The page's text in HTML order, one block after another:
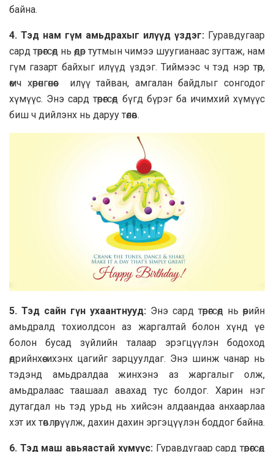
байна.
4. Тэд нам гүм амьдрахыг илүүд үздэг: Гуравдугаар
сард төрөгсөд нь өдөр тутмын чимээ шуугианаас зугтаж, нам
гүм газарт байхыг илүүд үздэг. Тиймээс ч тэд нэр төр,
өмч хөрөнгөнөөс илүү тайван, амгалан байдлыг сонгодог
хүмүүс. Энэ сард төрөгсөд бүгд бүрэг ба ичимхий хүмүүс
биш ч дийлэнх нь даруу төлөв.
5. Тэд сайн гүн ухаантнууд: Энэ сард төрөгсөд нь өөрийн
амьдралд тохиолдсон аз жаргалтай болон хүнд үе
болон бусад зүйлийн талаар эрэгцүүлэн бодоход
өдрийнхөө ихэнх цагийг зарцуулдаг. Энэ шинж чанар нь
тэдэнд амьдралдаа жинхэнэ аз жаргалыг олж,
амьдралаас таашаал авахад тус болдог. Харин нэг
дутагдал нь тэд урьд нь хийсэн алдаандаа анхаарлаа
хэт их төвлөрүүлж, дахин дахин эргэцүүлэн боддог байна.
6. Тэд маш авьяастай хүмүүс:Гуравдугаар сард төрөгсөд